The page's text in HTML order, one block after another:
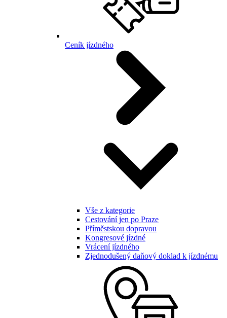
Ceník jízdného
Vše z kategorie
Cestování jen po Praze
Příměstskou dopravou
Kongresové jízdné
Vrácení jízdného
Zjednodušený daňový doklad k jízdnému